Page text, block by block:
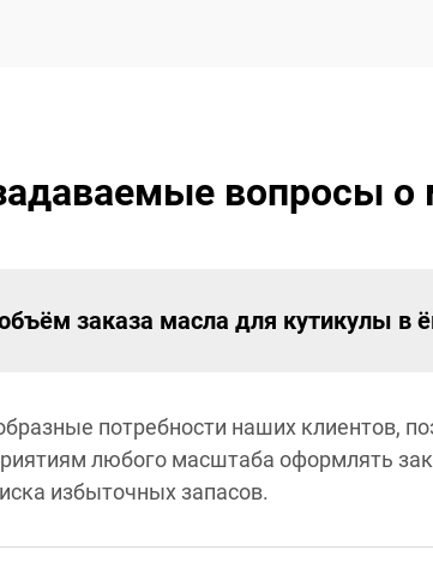
вопросы о
заказа масла для кутикулы в
потребности наших клиентов,
любого масштаба оформлять
избыточных запасов.